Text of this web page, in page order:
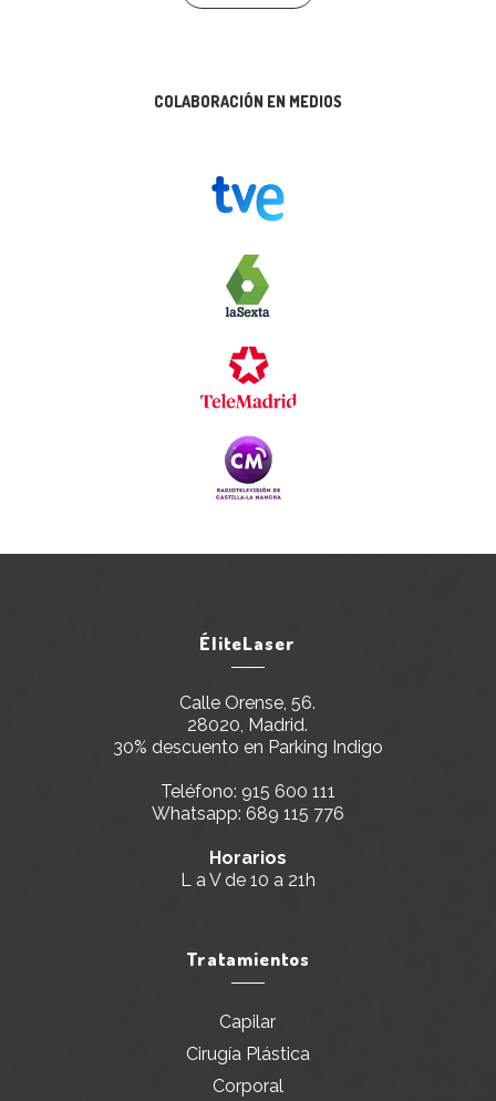
COLABORACIÓN EN MEDIOS
ÉliteLaser
Calle Orense, 56.
28020, Madrid.
30% descuento en Parking Indigo
Teléfono: 915 600 111
Whatsapp: 689 115 776
Horarios
L a V de 10 a 21h
Tratamientos
Capilar
Cirugía Plástica
Corporal